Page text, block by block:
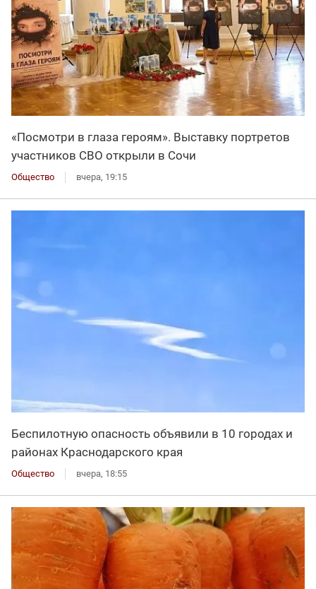
«Посмотри в глаза героям». Выставку портретов
участников СВО открыли в Сочи
Общество вчера, 19:15
Беспилотную опасность объявили в 10 городах и
районах Краснодарского края
Общество вчера, 18:55